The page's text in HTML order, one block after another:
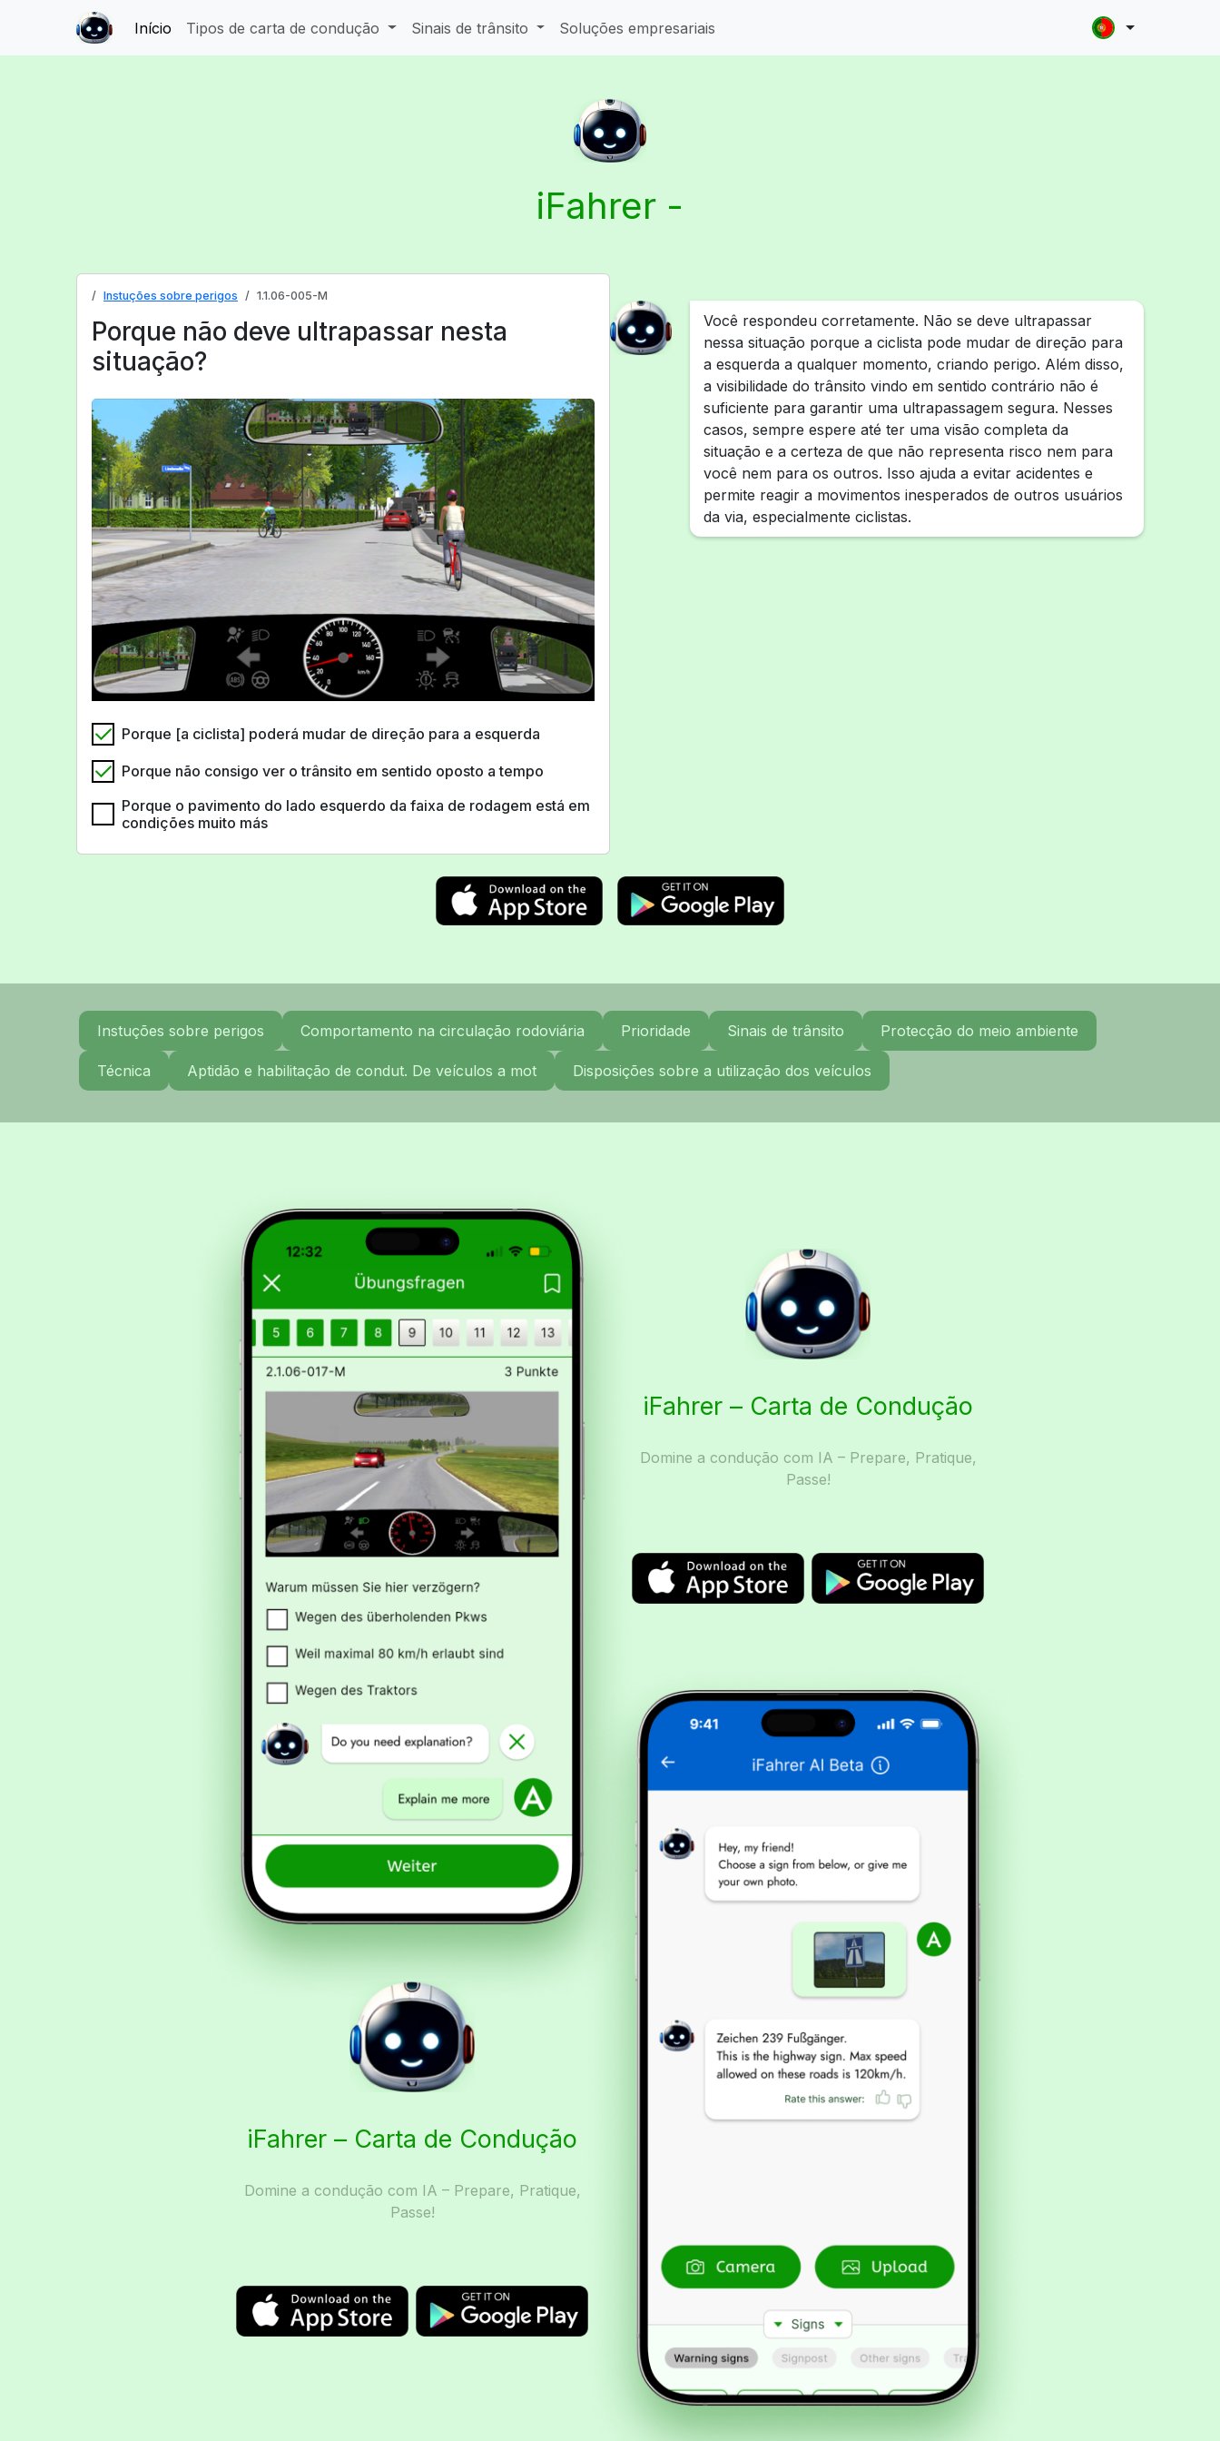
Início Tipos de carta de condução Sinais de trânsito Soluções empresariais
iFahrer -
Instuções sobre perigos 1.1.06-005-M
Porque não deve ultrapassar nesta
situação?
Porque [a ciclista] poderá mudar de direção para a esquerda
Porque não consigo ver o trânsito em sentido oposto a tempo
Porque o pavimento do lado esquerdo da faixa de rodagem está em
condições muito más
Você respondeu corretamente. Não se deve ultrapassar
nessa situação porque a ciclista pode mudar de direção para
a esquerda a qualquer momento, criando perigo. Além disso,
a visibilidade do trânsito vindo em sentido contrário não é
suficiente para garantir uma ultrapassagem segura. Nesses
casos, sempre espere até ter uma visão completa da
situação e a certeza de que não representa risco nem para
você nem para os outros. Isso ajuda a evitar acidentes e
permite reagir a movimentos inesperados de outros usuários
da via, especialmente ciclistas.
Instuções sobre perigos Comportamento na circulação rodoviária Prioridade Sinais de trânsito Protecção do meio ambiente
Técnica Aptidão e habilitação de condut. De veículos a mot Disposições sobre a utilização dos veículos
iFahrer – Carta de Condução
Domine a condução com IA – Prepare, Pratique,
Passe!
iFahrer – Carta de Condução
Domine a condução com IA – Prepare, Pratique,
Passe!